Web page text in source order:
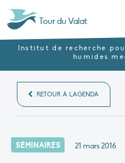
Tour du Valat
Institut de recherche
humides
RETOUR À L'AGENDA
SÉMINAIRES 21 mars 2016